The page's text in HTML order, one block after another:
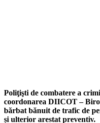
Poliţişti de combatere a
coordonarea DIICOT –
bărbat bănuit de trafic de
și ulterior arestat preventiv.